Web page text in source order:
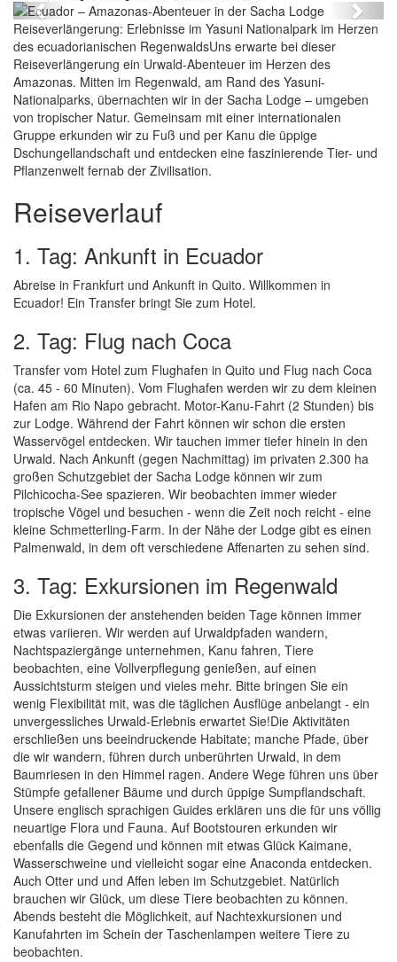
Previous Next
Reiseverlängerung: Erlebnisse im Yasuni Nationalpark im Herzen
des ecuadorianischen RegenwaldsUns erwarte bei dieser
Reiseverlängerung ein Urwald-Abenteuer im Herzen des
Amazonas. Mitten im Regenwald, am Rand des Yasuni-
Nationalparks, übernachten wir in der Sacha Lodge – umgeben
von tropischer Natur. Gemeinsam mit einer internationalen
Gruppe erkunden wir zu Fuß und per Kanu die üppige
Dschungellandschaft und entdecken eine faszinierende Tier- und
Pflanzenwelt fernab der Zivilisation.
Reiseverlauf
1. Tag: Ankunft in Ecuador
Abreise in Frankfurt und Ankunft in Quito. Willkommen in
Ecuador! Ein Transfer bringt Sie zum Hotel.
2. Tag: Flug nach Coca
Transfer vom Hotel zum Flughafen in Quito und Flug nach Coca
(ca. 45 - 60 Minuten). Vom Flughafen werden wir zu dem kleinen
Hafen am Rio Napo gebracht. Motor-Kanu-Fahrt (2 Stunden) bis
zur Lodge. Während der Fahrt können wir schon die ersten
Wasservögel entdecken. Wir tauchen immer tiefer hinein in den
Urwald. Nach Ankunft (gegen Nachmittag) im privaten 2.300 ha
großen Schutzgebiet der Sacha Lodge können wir zum
Pilchicocha-See spazieren. Wir beobachten immer wieder
tropische Vögel und besuchen - wenn die Zeit noch reicht - eine
kleine Schmetterling-Farm. In der Nähe der Lodge gibt es einen
Palmenwald, in dem oft verschiedene Affenarten zu sehen sind.
3. Tag: Exkursionen im Regenwald
Die Exkursionen der anstehenden beiden Tage können immer
etwas variieren. Wir werden auf Urwaldpfaden wandern,
Nachtspaziergänge unternehmen, Kanu fahren, Tiere
beobachten, eine Vollverpflegung genießen, auf einen
Aussichtsturm steigen und vieles mehr. Bitte bringen Sie ein
wenig Flexibilität mit, was die täglichen Ausflüge anbelangt - ein
unvergessliches Urwald-Erlebnis erwartet Sie!Die Aktivitäten
erschließen uns beeindruckende Habitate; manche Pfade, über
die wir wandern, führen durch unberührten Urwald, in dem
Baumriesen in den Himmel ragen. Andere Wege führen uns über
Stümpfe gefallener Bäume und durch üppige Sumpflandschaft.
Unsere englisch sprachigen Guides erklären uns die für uns völlig
neuartige Flora und Fauna. Auf Bootstouren erkunden wir
ebenfalls die Gegend und können mit etwas Glück Kaimane,
Wasserschweine und vielleicht sogar eine Anaconda entdecken.
Auch Otter und und Affen leben im Schutzgebiet. Natürlich
brauchen wir Glück, um diese Tiere beobachten zu können.
Abends besteht die Möglichkeit, auf Nachtexkursionen und
Kanufahrten im Schein der Taschenlampen weitere Tiere zu
beobachten.